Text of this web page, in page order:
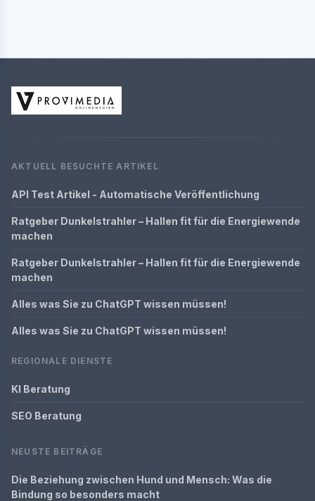
AKTUELL BESUCHTE ARTIKEL
API Test Artikel - Automatische Veröffentlichung
Ratgeber Dunkelstrahler – Hallen fit für die Energiewende
machen
Ratgeber Dunkelstrahler – Hallen fit für die Energiewende
machen
Alles was Sie zu ChatGPT wissen müssen!
Alles was Sie zu ChatGPT wissen müssen!
REGIONALE DIENSTE
KI Beratung
SEO Beratung
NEUSTE BEITRÄGE
Die Beziehung zwischen Hund und Mensch: Was die
Bindung so besonders macht